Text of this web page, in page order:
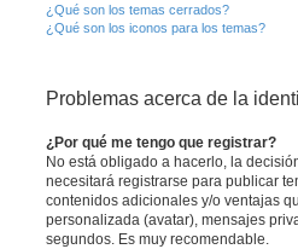
¿Qué son los temas cerrados?
¿Qué son los iconos para los temas?
Problemas acerca de la
¿Por qué me tengo que registrar?
No está obligado a hacerlo, la
necesitará registrarse para publicar
contenidos adicionales y/o ventajas
personalizada (avatar), mensajes
segundos. Es muy recomendable.